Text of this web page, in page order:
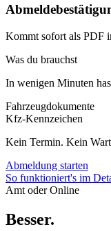
Kommt sofort als PDF
Was du brauchst
In wenigen Minuten
Fahrzeugdokumente
Kfz-Kennzeichen
Kein Termin. Kein
Abmeldung starten
So funktioniert's im
Amt oder Online
Besser.